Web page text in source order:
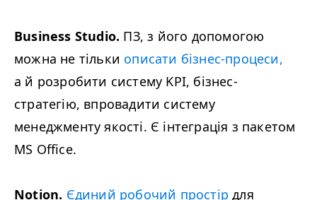
Business Studio. ПЗ, з його допомогою
можна не тільки описати бізнес-процеси,
а й розробити систему KPI, бізнес-
стратегію, впровадити систему
менеджменту якості. Є інтеграція з пакетом
MS Office.
Notion. Єдиний робочий простір для